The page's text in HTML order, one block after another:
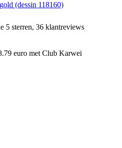
(dessin 118160)
5 sterren, 36 klantreviews
euro met Club Karwei